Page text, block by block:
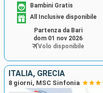
Bambini Gratis
All Inclusive disponibile
Partenza da Bari
dom 01 nov 2026
Volo disponibile
ITALIA, GRECIA
8 giorni, MSC Sinfonia